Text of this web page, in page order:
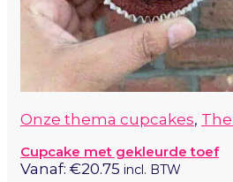
Onze thema cupcakes,
Cupcake met gekleurde toef
Vanaf: €20.75 incl. BTW